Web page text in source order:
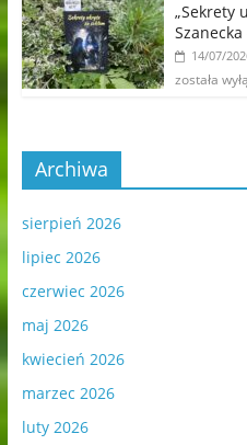
„Sekrety
Szanecka
14/07/
została
Archiwa
sierpień 2026
lipiec 2026
czerwiec 2026
maj 2026
kwiecień 2026
marzec 2026
luty 2026